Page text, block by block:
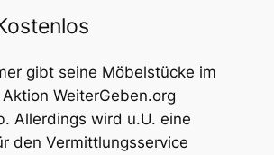
gibt seine Möbelstücke im
WeiterGeben.org
Allerdings wird u.U. eine
den Vermittlungsservice